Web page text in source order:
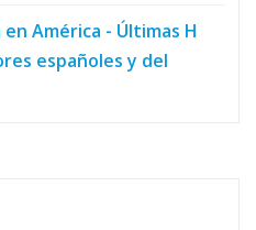
América - Últimas H
españoles y del